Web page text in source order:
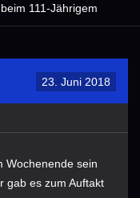
111-Jährigem
23. Juni 2018
Wochenende sein
gab es zum Auftakt